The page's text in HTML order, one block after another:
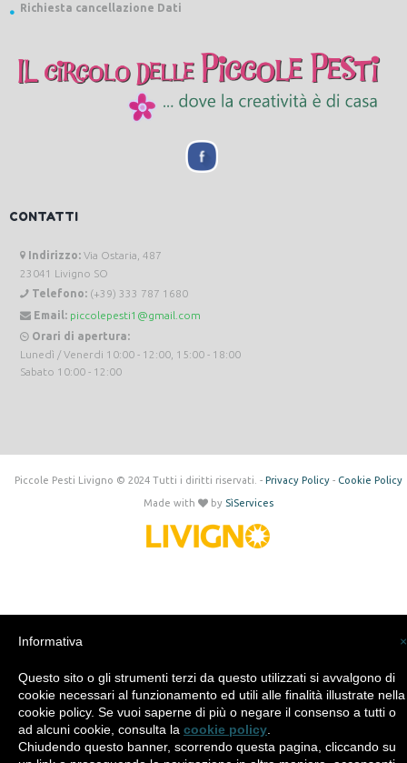
Richiesta cancellazione Dati
CONTATTI
Indirizzo: Via Ostaria, 487
23041 Livigno SO
Telefono: (+39) 333 787 1680
Email: piccolepesti1@gmail.com
Orari di apertura:
Lunedì / Venerdi 10:00 - 12:00, 15:00 - 18:00
Sabato 10:00 - 12:00
Piccole Pesti Livigno © 2024 Tutti i diritti riservati. - Privacy Policy- Cookie Policy
Made with by SìServices
×
Informativa
Questo sito o gli strumenti terzi da questo utilizzati si avvalgono di
cookie necessari al funzionamento ed utili alle finalità illustrate nella
cookie policy. Se vuoi saperne di più o negare il consenso a tutti o
ad alcuni cookie, consulta la cookie policy
Chiudendo questo banner, scorrendo questa pagina, cliccando su